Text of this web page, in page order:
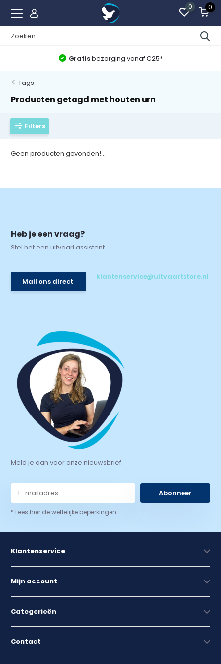
0 0
Gratisbezorging vanaf €25*
Tags
Producten getagd met houten urn
Filters
Geen producten gevonden!...
Heb je een vraag?
Stel het een uitvaart assistent
Mail ons direct!
klantenservice@uitvaartstore.nl
Meld je aan voor onze nieuwsbrief.
Abonneer
* Lees hier de wettelijke beperkingen
Klantenservice
Mijn account
Categorieën
Contact